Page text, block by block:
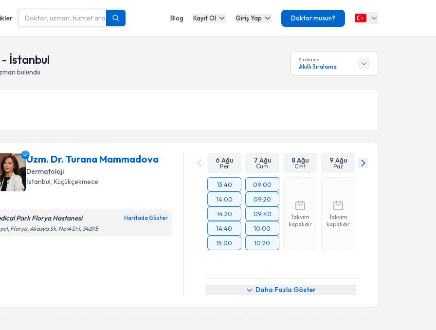
Blog Kayıt Ol Giriş Yap Doktor musun?
İstanbul
bulundu
Sıralama
Akıllı Sıralama
Uzm. Dr. Turana Mammadova
Dermatoloji
İstanbul, Küçükçekmece
Park Florya Hastanesi Haritada Göster
Florya, Akasya Sk. No:4 D:1, 34295
6 Ağu
Per
7 Ağu
Cum
8 Ağu
Cmt
9 Ağu
Paz
13:40
14:00
14:20
14:40
15:00
09:00
09:20
09:40
10:00
10:20
Takvim
kapalıdır
Takvim
kapalıdır
Daha Fazla Göster